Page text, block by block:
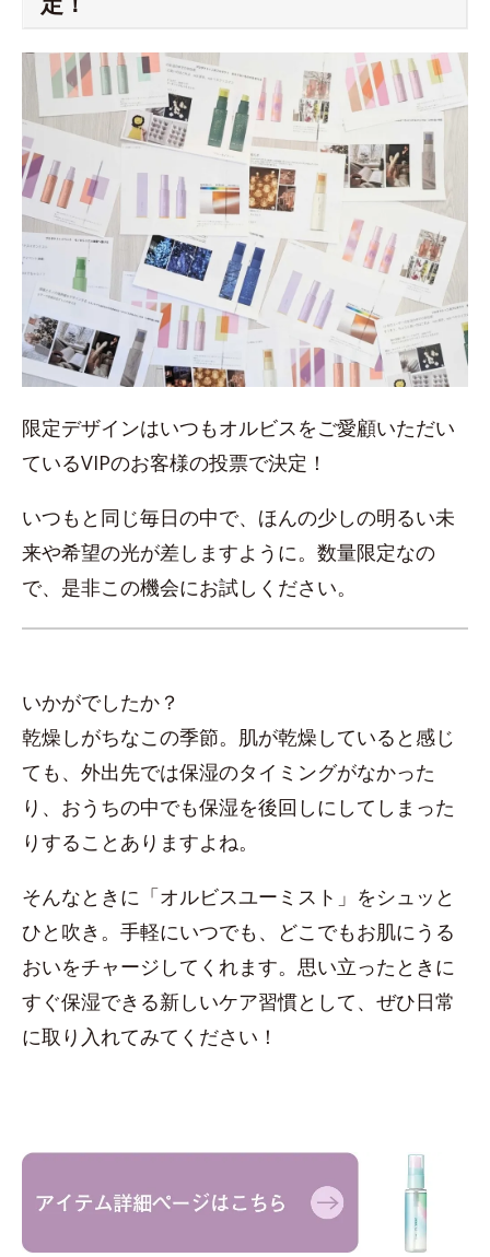
限定デザインはいつもオルビスをご愛顧いただい
ているVIPのお客様の投票で決定！
いつもと同じ毎日の中で、ほんの少しの明るい未
来や希望の光が差しますように。数量限定なの
で、是非この機会にお試しください。
いかがでしたか？
乾燥しがちなこの季節。肌が乾燥していると感じ
ても、外出先では保湿のタイミングがなかった
り、おうちの中でも保湿を後回しにしてしまった
りすることありますよね。
そんなときに「オルビスユーミスト」をシュッと
ひと吹き。手軽にいつでも、どこでもお肌にうる
おいをチャージしてくれます。思い立ったときに
すぐ保湿できる新しいケア習慣として、ぜひ日常
に取り入れてみてください！